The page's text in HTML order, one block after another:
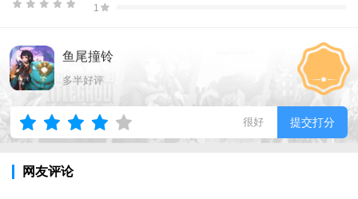
1
鱼尾撞铃
多半好评
很好 提交打分
网友评论